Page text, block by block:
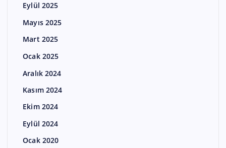
Eylül 2025
Mayıs 2025
Mart 2025
Ocak 2025
Aralık 2024
Kasım 2024
Ekim 2024
Eylül 2024
Ocak 2020